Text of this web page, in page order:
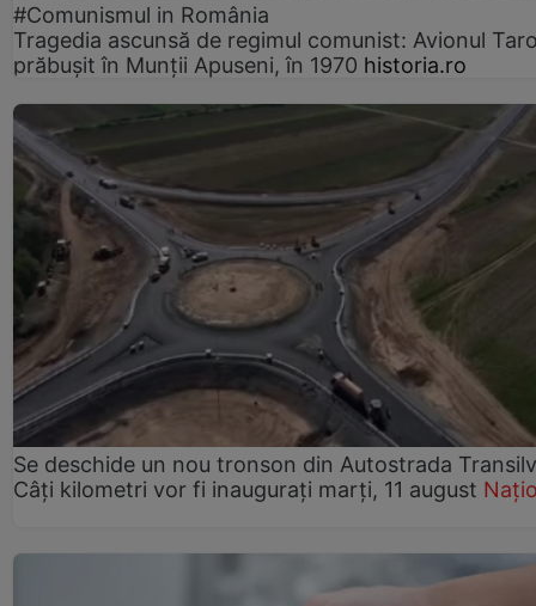
#Comunismul in România
Tragedia ascunsă de regimul comunist: Avionul
prăbușit în Munții Apuseni, în 1970 historia.ro
Se deschide un nou tronson din Autostrada
Câți kilometri vor fi inaugurați marți, 11 august